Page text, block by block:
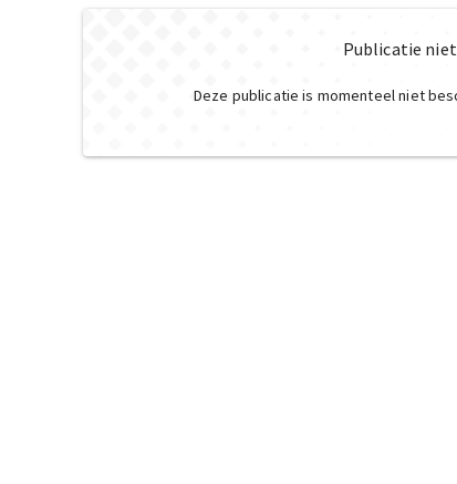
Publicatie
Deze publicatie is momenteel niet